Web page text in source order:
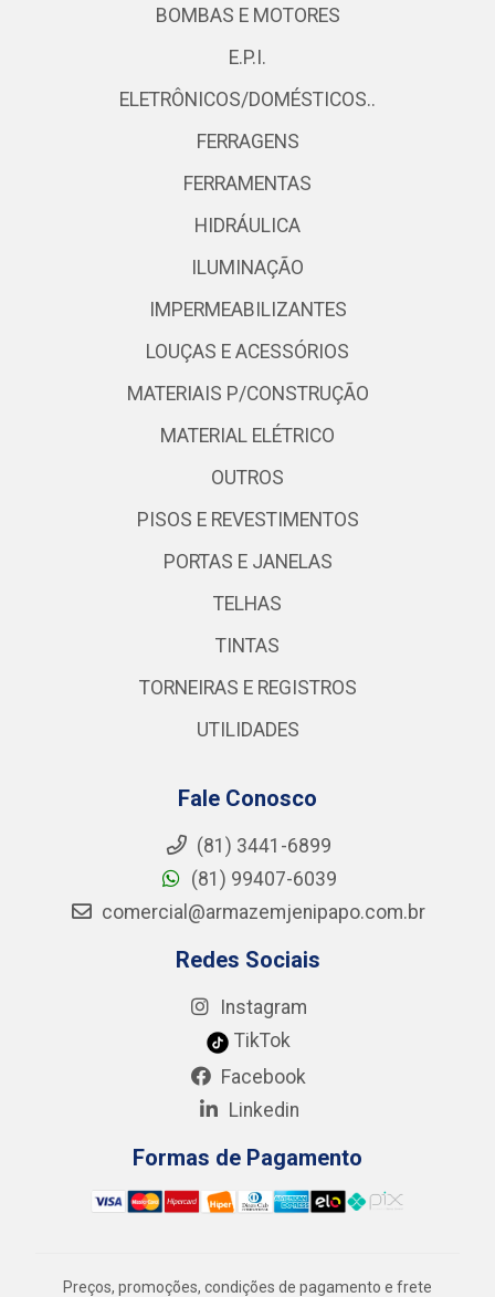
BOMBAS E MOTORES
E.P.I.
ELETRÔNICOS/DOMÉSTICOS..
FERRAGENS
FERRAMENTAS
HIDRÁULICA
ILUMINAÇÃO
IMPERMEABILIZANTES
LOUÇAS E ACESSÓRIOS
MATERIAIS P/CONSTRUÇÃO
MATERIAL ELÉTRICO
OUTROS
PISOS E REVESTIMENTOS
PORTAS E JANELAS
TELHAS
TINTAS
TORNEIRAS E REGISTROS
UTILIDADES
Fale Conosco
(81) 3441-6899
(81) 99407-6039
comercial@armazemjenipapo.com.br
Redes Sociais
Instagram
TikTok
Facebook
Linkedin
Formas de Pagamento
Preços, promoções, condições de pagamento e frete